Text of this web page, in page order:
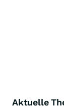
Aktuelle